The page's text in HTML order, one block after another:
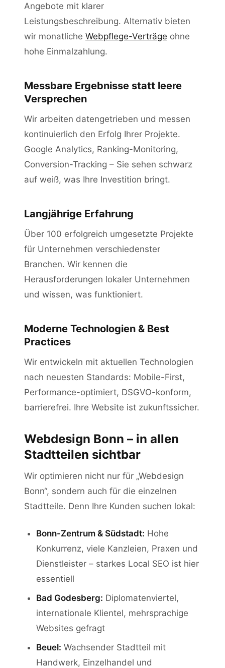
Angebote mit klarer
Leistungsbeschreibung. Alternativ bieten
wir monatliche Webpflege-Verträge ohne
hohe Einmalzahlung.
Messbare Ergebnisse statt leere
Versprechen
Wir arbeiten datengetrieben und messen
kontinuierlich den Erfolg Ihrer Projekte.
Google Analytics, Ranking-Monitoring,
Conversion-Tracking – Sie sehen schwarz
auf weiß, was Ihre Investition bringt.
Langjährige Erfahrung
Über 100 erfolgreich umgesetzte Projekte
für Unternehmen verschiedenster
Branchen. Wir kennen die
Herausforderungen lokaler Unternehmen
und wissen, was funktioniert.
Moderne Technologien & Best
Practices
Wir entwickeln mit aktuellen Technologien
nach neuesten Standards: Mobile-First,
Performance-optimiert, DSGVO-konform,
barrierefrei. Ihre Website ist zukunftssicher.
Webdesign Bonn – in allen
Stadtteilen sichtbar
Wir optimieren nicht nur für „Webdesign
Bonn“, sondern auch für die einzelnen
Stadtteile. Denn Ihre Kunden suchen lokal:
Bonn-Zentrum & Südstadt: Hohe
Konkurrenz, viele Kanzleien, Praxen und
Dienstleister – starkes Local SEO ist hier
essentiell
Bad Godesberg: Diplomatenviertel,
internationale Klientel, mehrsprachige
Websites gefragt
Beuel: Wachsender Stadtteil mit
Handwerk, Einzelhandel und